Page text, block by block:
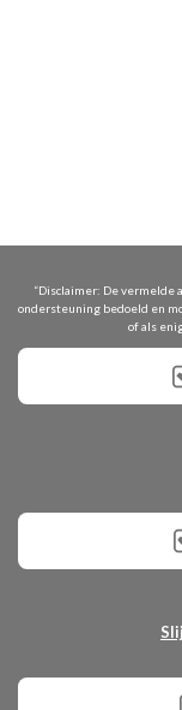
“Disclaimer: De
ondersteuning bedoeld en
of als